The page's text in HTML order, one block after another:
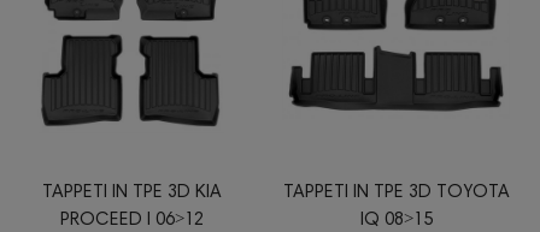
TAPPETI IN TPE 3D KIA
PROCEED I 06˃12
TAPPETI IN TPE 3D TOYOTA
IQ 08˃15